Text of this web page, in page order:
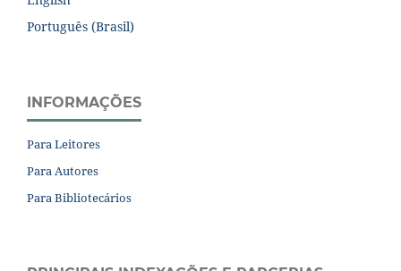
Português (Brasil)
INFORMAÇÕES
Para Leitores
Para Autores
Para Bibliotecários